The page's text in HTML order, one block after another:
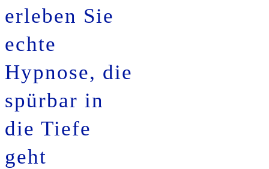
erleben Sie
echte
Hypnose, die
spürbar in
die Tiefe
geht